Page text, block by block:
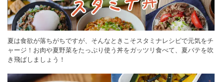
夏は食欲が落ちがちですが、そんなときこそスタミナレシピで元気をチ
ャージ！お肉や夏野菜をたっぷり使う丼をガッツリ食べて、夏バテを吹
き飛ばしましょう！